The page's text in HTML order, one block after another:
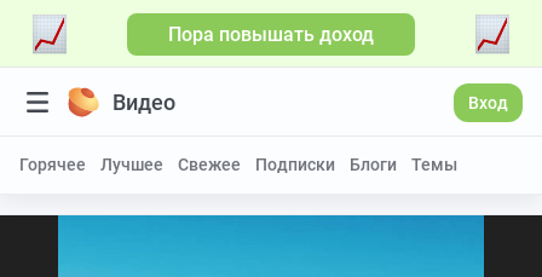
Пора повышать доход
Видео Вход
Горячее Лучшее Свежее Подписки Блоги Темы